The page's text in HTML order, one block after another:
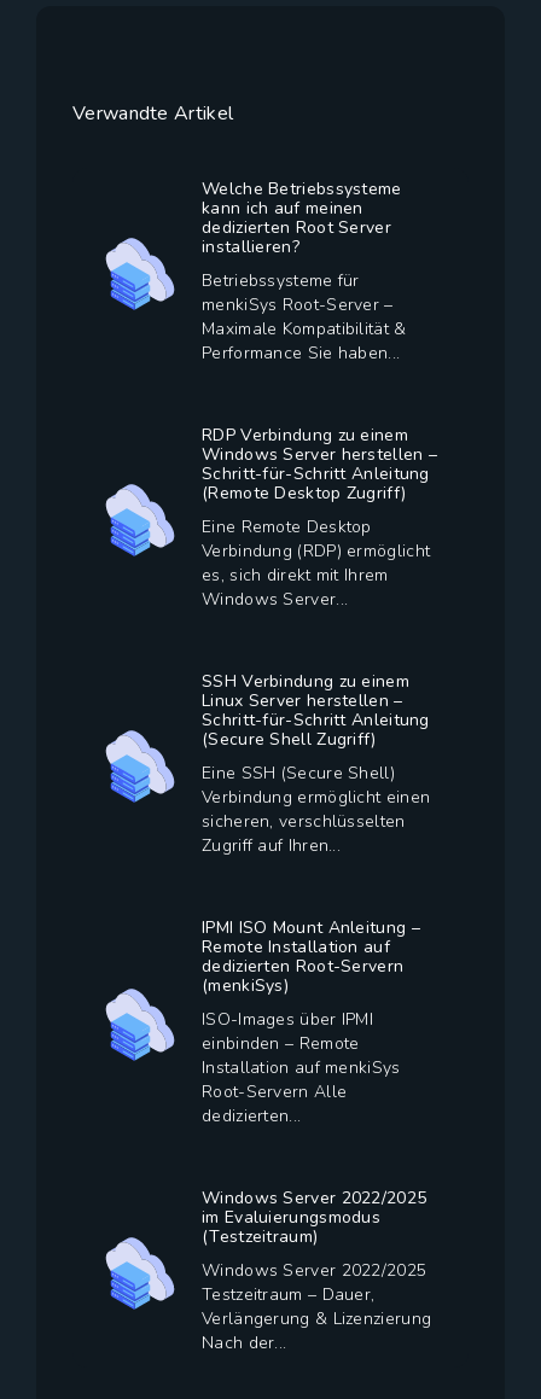
Verwandte Artikel
Welche Betriebssysteme
kann ich auf meinen
dedizierten Root Server
installieren?
Betriebssysteme für
menkiSys Root-Server –
Maximale Kompatibilität &
Performance Sie haben...
RDP Verbindung zu einem
Windows Server herstellen –
Schritt-für-Schritt Anleitung
(Remote Desktop Zugriff)
Eine Remote Desktop
Verbindung (RDP) ermöglicht
es, sich direkt mit Ihrem
Windows Server...
SSH Verbindung zu einem
Linux Server herstellen –
Schritt-für-Schritt Anleitung
(Secure Shell Zugriff)
Eine SSH (Secure Shell)
Verbindung ermöglicht einen
sicheren, verschlüsselten
Zugriff auf Ihren...
IPMI ISO Mount Anleitung –
Remote Installation auf
dedizierten Root-Servern
(menkiSys)
ISO-Images über IPMI
einbinden – Remote
Installation auf menkiSys
Root-Servern Alle
dedizierten...
Windows Server 2022/2025
im Evaluierungsmodus
(Testzeitraum)
Windows Server 2022/2025
Testzeitraum – Dauer,
Verlängerung & Lizenzierung
Nach der...